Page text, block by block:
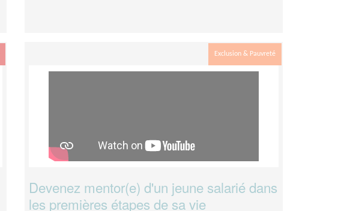
Exclusion & Pauvreté
Devenez mentor(e) d'un jeune salarié dans
les premières étapes de sa vie